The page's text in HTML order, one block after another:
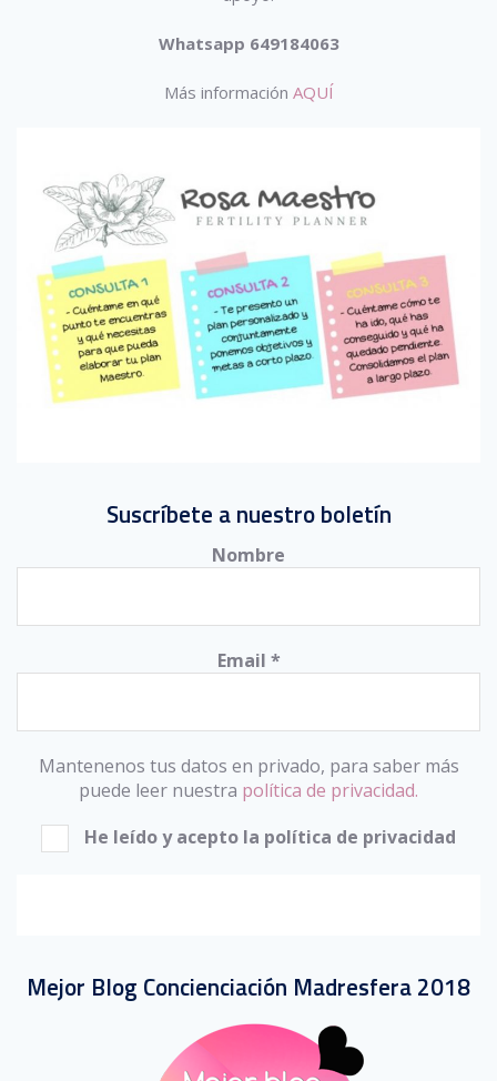
Whatsapp 649184063
Más información AQUÍ
Suscríbete a nuestro boletín
Nombre
Email *
Mantenenos tus datos en privado, para saber más
puede leer nuestra política de privacidad.
He leído y acepto la política de privacidad
Mejor Blog Concienciación Madresfera 2018